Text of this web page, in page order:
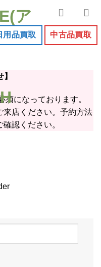
用品買取 中古品買取
になっております。
来店ください。予約方法
認ください。